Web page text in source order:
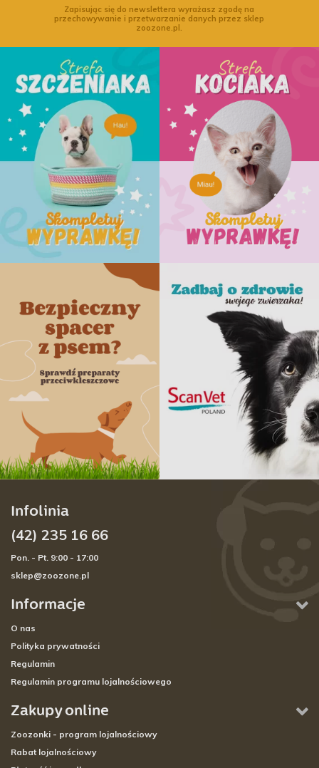
Zapisując się do newslettera wyrażasz zgodę na
przechowywanie i przetwarzanie danych przez sklep
zoozone.pl.
Informacje
O nas
Polityka prywatności
Regulamin
Regulamin programu lojalnościowego
Zakupy online
Zoozonki - program lojalnościowy
Rabat lojalnościowy
Infolinia
(42) 235 16 66
Pon. - Pt. 9:00 - 17:00
sklep@zoozone.pl